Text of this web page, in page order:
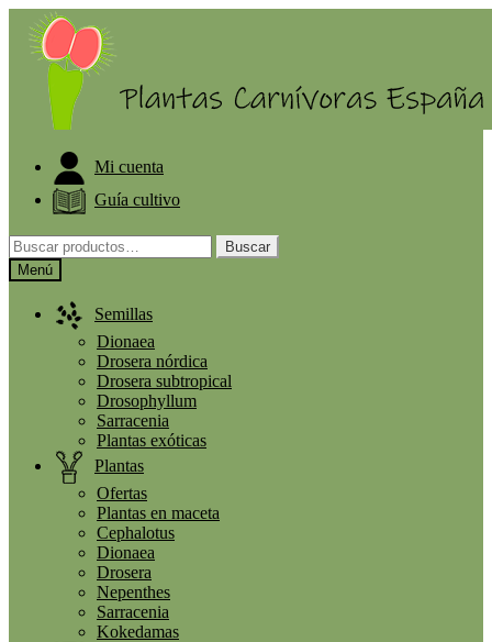
navegación
contenido
Mi cuenta
Guía cultivo
Buscar
por:
Buscar
Menú
Semillas
Dionaea
Drosera nórdica
Drosera subtropical
Drosophyllum
Sarracenia
Plantas exóticas
Plantas
Ofertas
Plantas en maceta
Cephalotus
Dionaea
Drosera
Nepenthes
Sarracenia
Kokedamas
ELIGE PLANTA GRATIS A PARTIR DE 30€